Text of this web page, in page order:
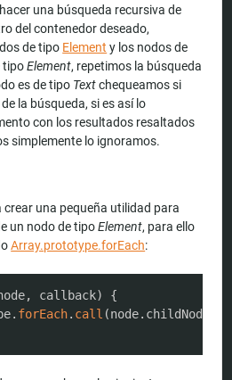
una búsqueda recursiva de
del contenedor deseado,
de tipo Element y los nodos de
tipoElement, repetimos la búsqueda
es de tipo Textchequeamos si
la búsqueda, si es así lo
con los resultados resaltados
simplemente lo ignoramos.
crear una pequeña utilidad para
un nodo de tipoElement, para ello
Array.prototype.forEach:
, callback)
{
. forEach. call (node. childNodes